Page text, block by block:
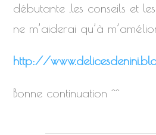
débutante ,les conseils et
ne m’aiderai qu’à
http://
Bonne continuation ^^